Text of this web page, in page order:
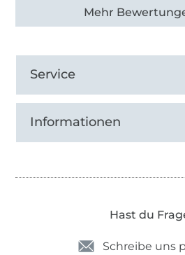
Alle 82990 Bewertungen
Service
Informationen
Hast du
Schreibe uns